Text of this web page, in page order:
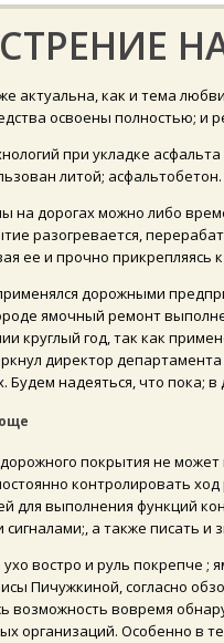
актуальна, как и тема
освоены полностью; и
при укладке
литой; асфальтобетон.
на дорогах можно либо
разогревается,
ее и прочно прикрепляясь
дорожными
ямочный ремонт
круглый год, так как
директор
надеяться, что пока; в
покрытия не может
контролировать
для выполнения функций
а также писать
востро и руль покрепче
Пичужкиной, согласно
возможность вовремя
организаций. Особенно в